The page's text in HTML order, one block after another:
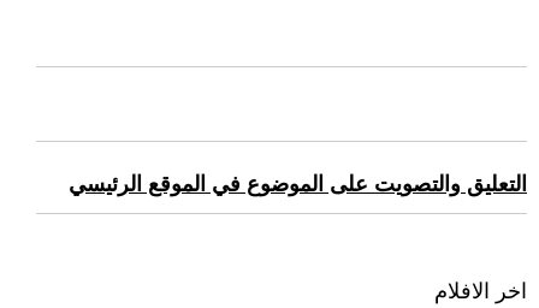
التعليق والتصويت على الموضوع في الموقع الرئيسي
اخر الافلام